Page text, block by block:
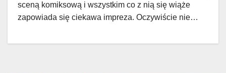
sceną komiksową i wszystkim co z nią się wiąże
zapowiada się ciekawa impreza. Oczywiście nie…